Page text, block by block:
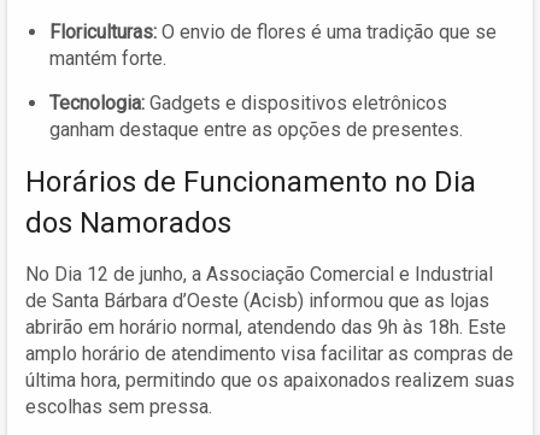
Floriculturas: O envio de flores é uma tradição que se
mantém forte.
Tecnologia: Gadgets e dispositivos eletrônicos
ganham destaque entre as opções de presentes.
Horários de Funcionamento no Dia
dos Namorados
No Dia 12 de junho, a Associação Comercial e Industrial
de Santa Bárbara d’Oeste (Acisb) informou que as lojas
abrirão em horário normal, atendendo das 9h às 18h. Este
amplo horário de atendimento visa facilitar as compras de
última hora, permitindo que os apaixonados realizem suas
escolhas sem pressa.